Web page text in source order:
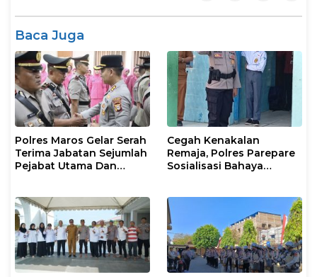
Baca Juga
Polres Maros Gelar Serah
Terima Jabatan Sejumlah
Pejabat Utama Dan
Cegah Kenakalan
Remaja, Polres Parepare
Sosialisasi Bahaya